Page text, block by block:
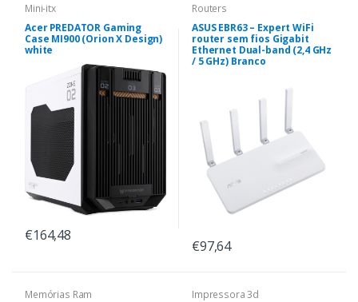
Mini-itx
Acer PREDATOR Gaming
Case MI900 (Orion X Design)
white
€164,48
Routers
ASUS EBR63 – Expert WiFi
router sem fios Gigabit
Ethernet Dual-band (2,4 GHz
/ 5 GHz) Branco
€97,64
Memórias Ram
Impressora 3d